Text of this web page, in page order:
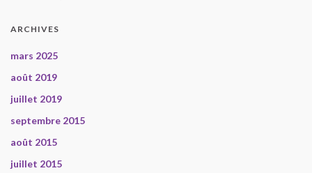
ARCHIVES
mars 2025
août 2019
juillet 2019
septembre 2015
août 2015
juillet 2015